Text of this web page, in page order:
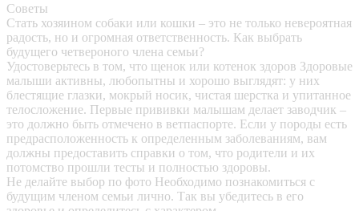
Советы
Стать хозяином собаки или кошки – это не только невероятная
радость, но и огромная ответственность. Как выбрать
будущего четвероного члена семьи?
Удостоверьтесь в том, что щенок или котенок здоров Здоровые
малыши активны, любопытны и хорошо выглядят: у них
блестящие глазки, мокрый носик, чистая шерстка и упитанное
телосложение. Первые прививки малышам делает заводчик –
это должно быть отмечено в ветпаспорте. Если у породы есть
предрасположенность к определенным заболеваниям, вам
должны предоставить справки о том, что родители и их
потомство прошли тесты и полностью здоровы.
Не делайте выбор по фото Необходимо познакомиться с
будущим членом семьи лично. Так вы убедитесь в его